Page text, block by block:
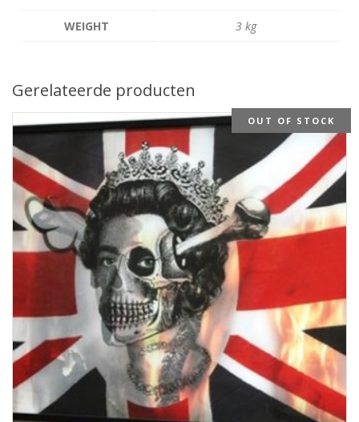
WEIGHT 3 kg
Gerelateerde producten
OUT OF STOCK